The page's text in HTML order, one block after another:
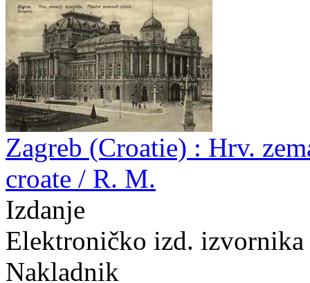
Zagreb (Croatie) : Hrv.
croate / R. M.
Izdanje
Elektroničko izd.
Nakladnik